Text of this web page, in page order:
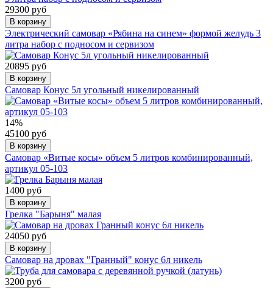
29300 руб
В корзину
Электрический самовар «Рябина на синем» формой желудь 3
литра набор с подносом и сервизом
20895 руб
В корзину
Самовар Конус 5л угольный никелированный
14%
45100 руб
В корзину
Самовар «Витые косы» объем 5 литров комбинированный,
артикул 05-103
1400 руб
В корзину
Грелка "Барыня" малая
24050 руб
В корзину
Самовар на дровах "Гранный" конус 6л никель
3200 руб